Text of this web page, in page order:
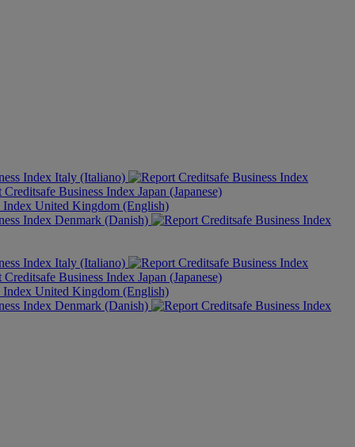
Italy (Italiano)
Japan (Japanese)
United Kingdom (English)
Denmark (Danish)
Italy (Italiano)
Japan (Japanese)
United Kingdom (English)
Denmark (Danish)